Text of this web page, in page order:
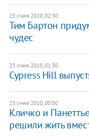
23 січня 2010, 02:30
Тим Бартон
чудес
23 січня 2010, 01:30
Cypress Hill
23 січня 2010, 00:50
Кличко и
решили жить